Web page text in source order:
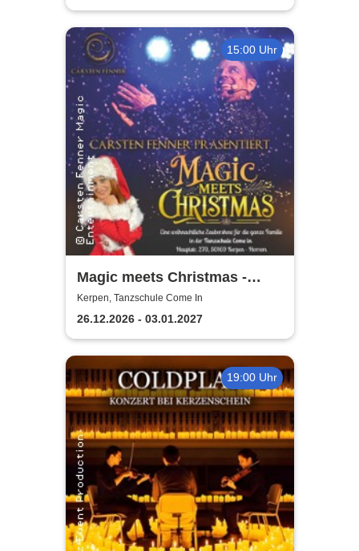
15:00 Uhr
Magic meets Christmas -
Tanzschule Come In
Kerpen, Tanzschule Come In
26.12.2026 - 03.01.2027
19:00 Uhr